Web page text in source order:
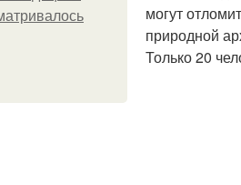
могут
природной
Только 20